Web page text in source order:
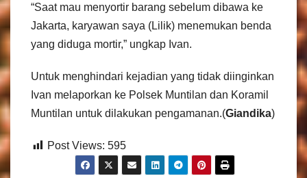
“Saat mau menyortir barang sebelum dibawa ke
Jakarta, karyawan saya (Lilik) menemukan benda
yang diduga mortir,” ungkap Ivan.
Untuk menghindari kejadian yang tidak diinginkan
Ivan melaporkan ke Polsek Muntilan dan Koramil
Muntilan untuk dilakukan pengamanan.(Giandika)
Post Views: 595